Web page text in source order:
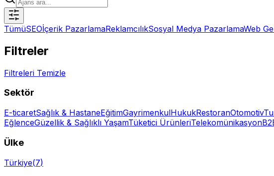
TümüSEOİçerik PazarlamaReklamcılıkSosyal Medya PazarlamaWeb
Filtreler
Filtreleri Temizle
Sektör
E-ticaretSağlık & HastaneEğitimGayrimenkulHukukRestoranOtomotiv
EğlenceGüzellik & Sağlıklı YaşamTüketici ÜrünleriTelekomünikasyon
Ülke
Türkiye(7)